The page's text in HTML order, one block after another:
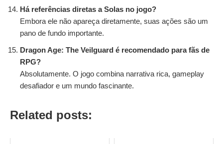
Há referências diretas a Solas no jogo?
Embora ele não apareça diretamente, suas ações são um
pano de fundo importante.
Dragon Age: The Veilguard é recomendado para fãs de
RPG?
Absolutamente. O jogo combina narrativa rica, gameplay
desafiador e um mundo fascinante.
Related posts: